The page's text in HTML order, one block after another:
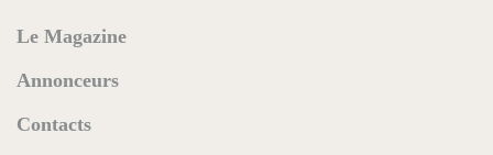
Le Magazine
Annonceurs
Contacts